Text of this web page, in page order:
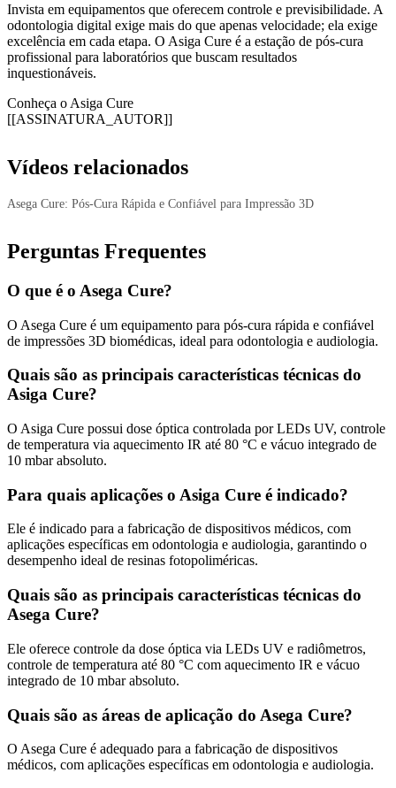
Invista em equipamentos que oferecem controle e previsibilidade. A
odontologia digital exige mais do que apenas velocidade; ela exige
excelência em cada etapa. O Asiga Cure é a estação de pós-cura
profissional para laboratórios que buscam resultados
inquestionáveis.
Conheça o Asiga Cure
[[ASSINATURA_AUTOR]]
Vídeos relacionados
Asega Cure: Pós-Cura Rápida e Confiável para Impressão 3D
Perguntas Frequentes
O que é o Asega Cure?
O Asega Cure é um equipamento para pós-cura rápida e confiável
de impressões 3D biomédicas, ideal para odontologia e audiologia.
Quais são as principais características técnicas do
Asiga Cure?
O Asiga Cure possui dose óptica controlada por LEDs UV, controle
de temperatura via aquecimento IR até 80 °C e vácuo integrado de
10 mbar absoluto.
Para quais aplicações o Asiga Cure é indicado?
Ele é indicado para a fabricação de dispositivos médicos, com
aplicações específicas em odontologia e audiologia, garantindo o
desempenho ideal de resinas fotopoliméricas.
Quais são as principais características técnicas do
Asega Cure?
Ele oferece controle da dose óptica via LEDs UV e radiômetros,
controle de temperatura até 80 °C com aquecimento IR e vácuo
integrado de 10 mbar absoluto.
Quais são as áreas de aplicação do Asega Cure?
O Asega Cure é adequado para a fabricação de dispositivos
médicos, com aplicações específicas em odontologia e audiologia.